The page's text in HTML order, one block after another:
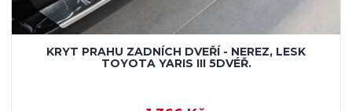
KRYT PRAHU ZADNÍCH DVEŘÍ - NEREZ, LESK
TOYOTA YARIS III 5DVÉŘ.